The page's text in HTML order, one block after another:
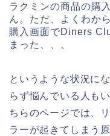
ラクミンの商品の購
ん。ただ、よくわか
購入画面でDiners
まった、、、
というような状況に
らず悩んでいる人も
ちらのページでは、
ラーが起きてしまう